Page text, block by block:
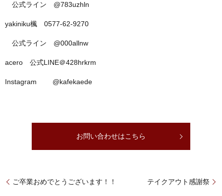
公式ライン @783uzhln
yakiniku楓 0577-62-9270
公式ライン @000allnw
acero 公式LINE＠428hrkrm
Instagram @kafekaede
お問い合わせはこちら
ご卒業おめでとうございます！！ テイクアウト感謝祭